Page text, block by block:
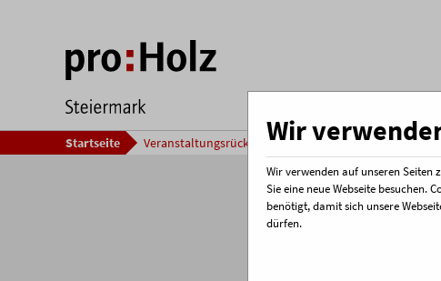
Startseite Veranstaltungsrückblick Themenabend Sound of
Wir
Wir verwenden auf unseren
Sie eine neue Webseite besuchen.
benötigt, damit sich unsere
dürfen.